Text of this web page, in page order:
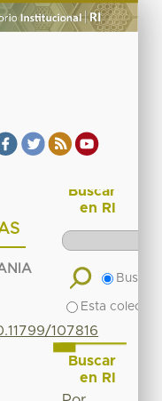
107816
Buscar
en RI
Buscar
Esta
Buscar
en RI